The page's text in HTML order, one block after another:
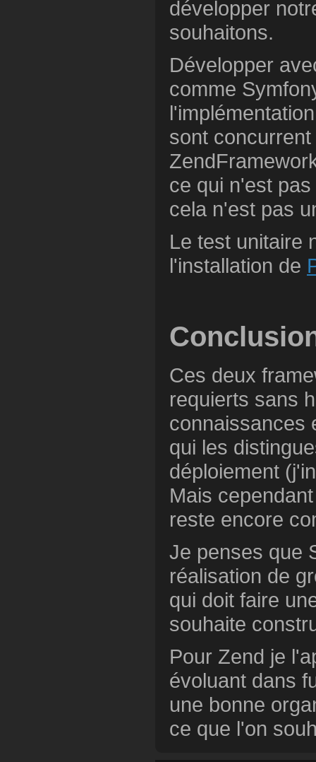
développer
souhaitons.
Développer
comme
sont
ce qui n'est
cela n'est pas
Le test unitaire
l'installation de
Ces deux
requierts sans
connaissances
qui les
déploiement
Mais
reste encore
Je penses que
réalisation de
qui doit faire
souhaite
Pour Zend je
évoluant dans
une bonne
ce que l'on